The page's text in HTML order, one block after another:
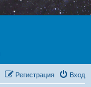
Вход
Регистрация